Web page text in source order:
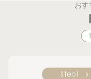
おす
Step1